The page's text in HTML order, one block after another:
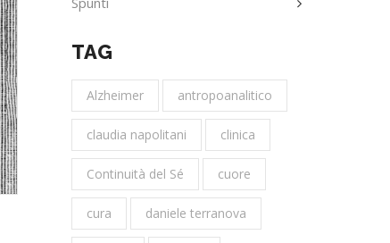
TAG
Alzheimer antropoanalitico
claudia napolitani clinica
Continuità del Sé cuore
cura daniele terranova